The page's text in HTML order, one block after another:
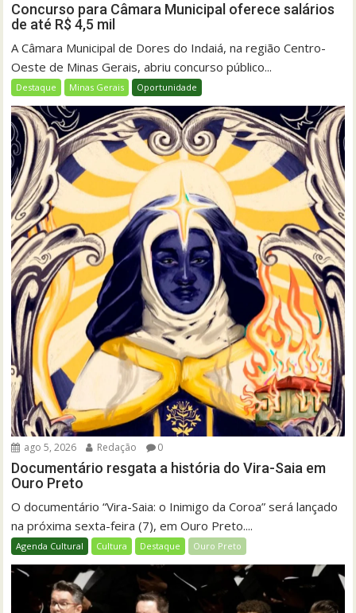
Concurso para Câmara Municipal oferece salários
de até R$ 4,5 mil
A Câmara Municipal de Dores do Indaiá, na região Centro-
Oeste de Minas Gerais, abriu concurso público...
Destaque Minas Gerais Oportunidade
ago 5, 2026 Redação 0
Documentário resgata a história do Vira-Saia em
Ouro Preto
O documentário “Vira-Saia: o Inimigo da Coroa” será lançado
na próxima sexta-feira (7), em Ouro Preto....
Agenda Cultural Cultura Destaque Ouro Preto